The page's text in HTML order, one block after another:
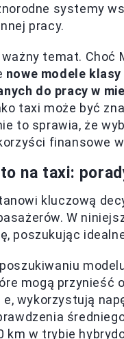
systemy
pracy.
temat.
nowe modele
do pracy w
taxi może być
to sprawia, że
finansowe
na taxi:
kluczową
W
poszukując
poszukiwaniu
mogą przynieść
e, wykorzystują
km w trybie